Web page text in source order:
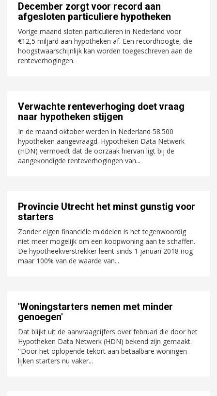
December zorgt voor record aan
afgesloten particuliere hypotheken
Vorige maand sloten particulieren in Nederland voor
€12,5 miljard aan hypotheken af. Een recordhoogte, die
hoogstwaarschijnlijk kan worden toegeschreven aan de
renteverhogingen.
Verwachte renteverhoging doet vraag
naar hypotheken stijgen
In de maand oktober werden in Nederland 58.500
hypotheken aangevraagd. Hypotheken Data Netwerk
(HDN) vermoedt dat de oorzaak hiervan ligt bij de
aangekondigde renteverhogingen van...
Provincie Utrecht het minst gunstig voor
starters
Zonder eigen financiële middelen is het tegenwoordig
niet meer mogelijk om een koopwoning aan te schaffen.
De hypotheekverstrekker leent sinds 1 januari 2018 nog
maar 100% van de waarde van...
'Woningstarters nemen met minder
genoegen'
Dat blijkt uit de aanvraagcijfers over februari die door het
Hypotheken Data Netwerk (HDN) bekend zijn gemaakt.
''Door het oplopende tekort aan betaalbare woningen
lijken starters nu vaker...